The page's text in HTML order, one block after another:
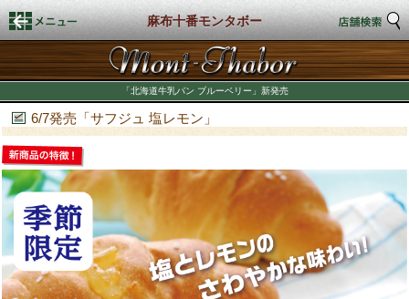
麻布十番モンタボー
「北海道牛乳パン ブルーベリー 」新発売
6/7発売「サフジュ 塩レモン」
HOME
店舗検索
新着情報
商品情報
店頭商品